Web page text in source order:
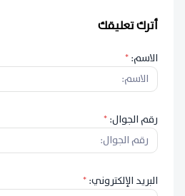
أترك تعليقك
الاسم:*
رقم الجوال:*
البريد الإلكتروني:*